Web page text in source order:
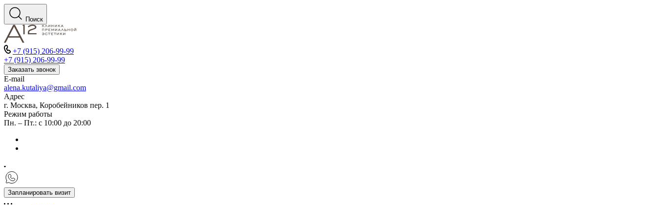
Поиск
+7 (915) 206-99-99
+7 (915) 206-99-99
Заказать звонок
E-mail
alena.kutaliya@gmail.com
Адрес
г. Москва, Коробейников пер. 1
Режим работы
Пн. – Пт.: с 10:00 до 20:00
Запланировать визит